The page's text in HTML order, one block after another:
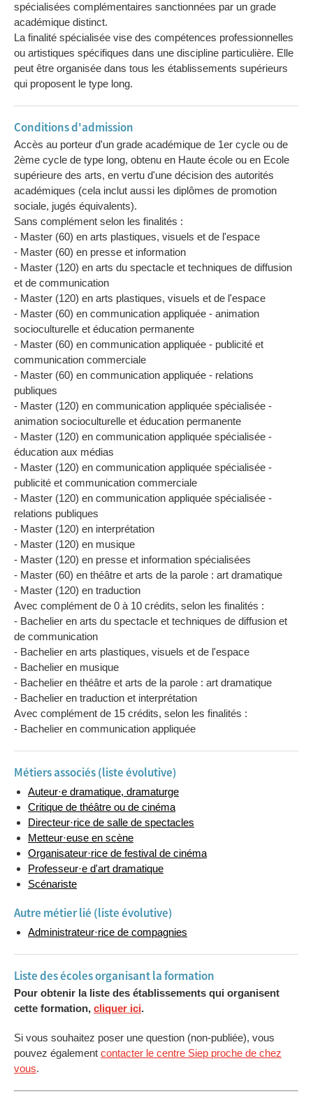
spécialisées complémentaires sanctionnées par un grade
académique distinct.
La finalité spécialisée vise des compétences professionnelles
ou artistiques spécifiques dans une discipline particulière. Elle
peut être organisée dans tous les établissements supérieurs
qui proposent le type long.
Conditions d'admission
Accès au porteur d'un grade académique de 1er cycle ou de
2ème cycle de type long, obtenu en Haute école ou en Ecole
supérieure des arts, en vertu d'une décision des autorités
académiques (cela inclut aussi les diplômes de promotion
sociale, jugés équivalents).
Sans complément selon les finalités :
- Master (60) en arts plastiques, visuels et de l'espace
- Master (60) en presse et information
- Master (120) en arts du spectacle et techniques de diffusion
et de communication
- Master (120) en arts plastiques, visuels et de l'espace
- Master (60) en communication appliquée - animation
socioculturelle et éducation permanente
- Master (60) en communication appliquée - publicité et
communication commerciale
- Master (60) en communication appliquée - relations
publiques
- Master (120) en communication appliquée spécialisée -
animation socioculturelle et éducation permanente
- Master (120) en communication appliquée spécialisée -
éducation aux médias
- Master (120) en communication appliquée spécialisée -
publicité et communication commerciale
- Master (120) en communication appliquée spécialisée -
relations publiques
- Master (120) en interprétation
- Master (120) en musique
- Master (120) en presse et information spécialisées
- Master (60) en théâtre et arts de la parole : art dramatique
- Master (120) en traduction
Avec complément de 0 à 10 crédits, selon les finalités :
- Bachelier en arts du spectacle et techniques de diffusion et
de communication
- Bachelier en arts plastiques, visuels et de l'espace
- Bachelier en musique
- Bachelier en théâtre et arts de la parole : art dramatique
- Bachelier en traduction et interprétation
Avec complément de 15 crédits, selon les finalités :
- Bachelier en communication appliquée
Métiers associés (liste évolutive)
Auteur·e dramatique, dramaturge
Critique de théâtre ou de cinéma
Directeur·rice de salle de spectacles
Metteur·euse en scène
Organisateur·rice de festival de cinéma
Professeur·e d'art dramatique
Scénariste
Autre métier lié (liste évolutive)
Administrateur·rice de compagnies
Liste des écoles organisant la formation
Pour obtenir la liste des établissements qui organisent
cette formation, cliquer ici.
Si vous souhaitez poser une question (non-publiée), vous
pouvez également contacter le centre Siep proche de chez
vous.